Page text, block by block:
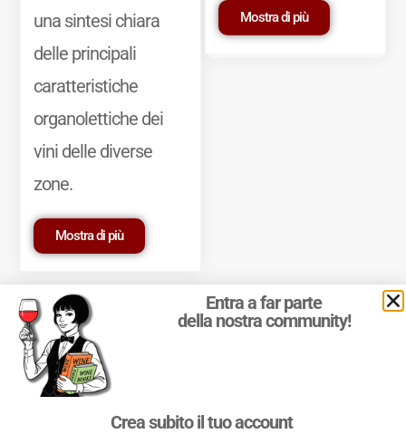
una sintesi chiara
delle principali
caratteristiche
organolettiche dei
vini delle diverse
zone.
Mostra di più
Mostra di più
Marchio Reg. | P.IVA 03921390245
Entra a far parte
della nostra community!
Crea subito il tuo account